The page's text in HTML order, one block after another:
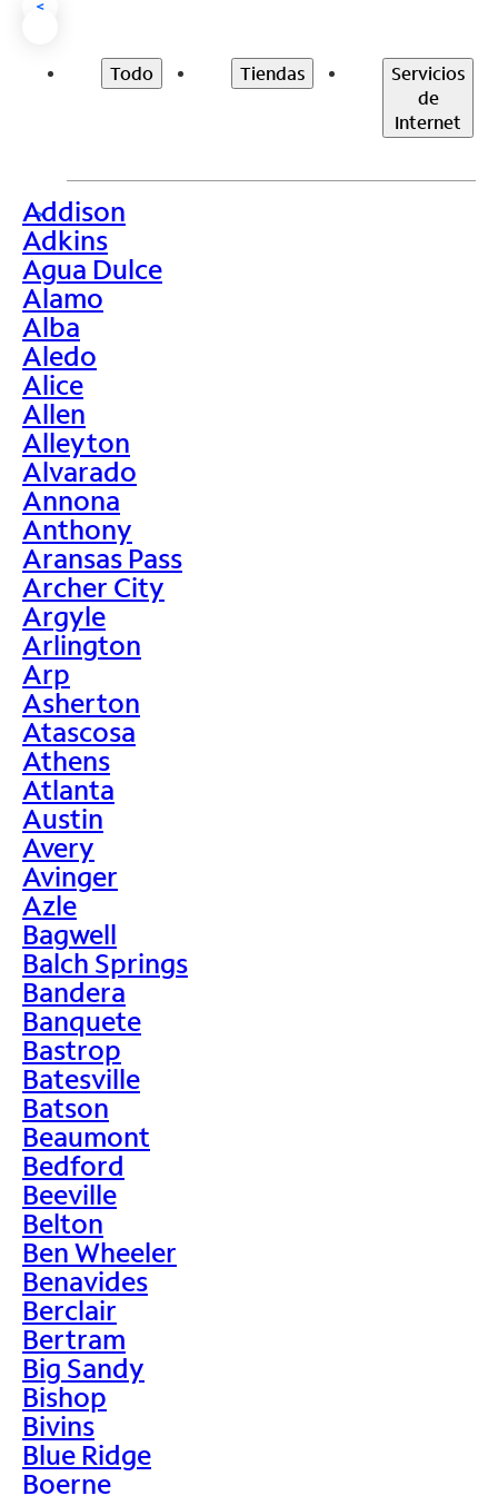
<
Todo Tiendas
Servicios
de
Internet
>
Addison
Adkins
Agua Dulce
Alamo
Alba
Aledo
Alice
Allen
Alleyton
Alvarado
Annona
Anthony
Aransas Pass
Archer City
Argyle
Arlington
Arp
Asherton
Atascosa
Athens
Atlanta
Austin
Avery
Avinger
Azle
Bagwell
Balch Springs
Bandera
Banquete
Bastrop
Batesville
Batson
Beaumont
Bedford
Beeville
Belton
Ben Wheeler
Benavides
Berclair
Bertram
Big Sandy
Bishop
Bivins
Blue Ridge
Boerne